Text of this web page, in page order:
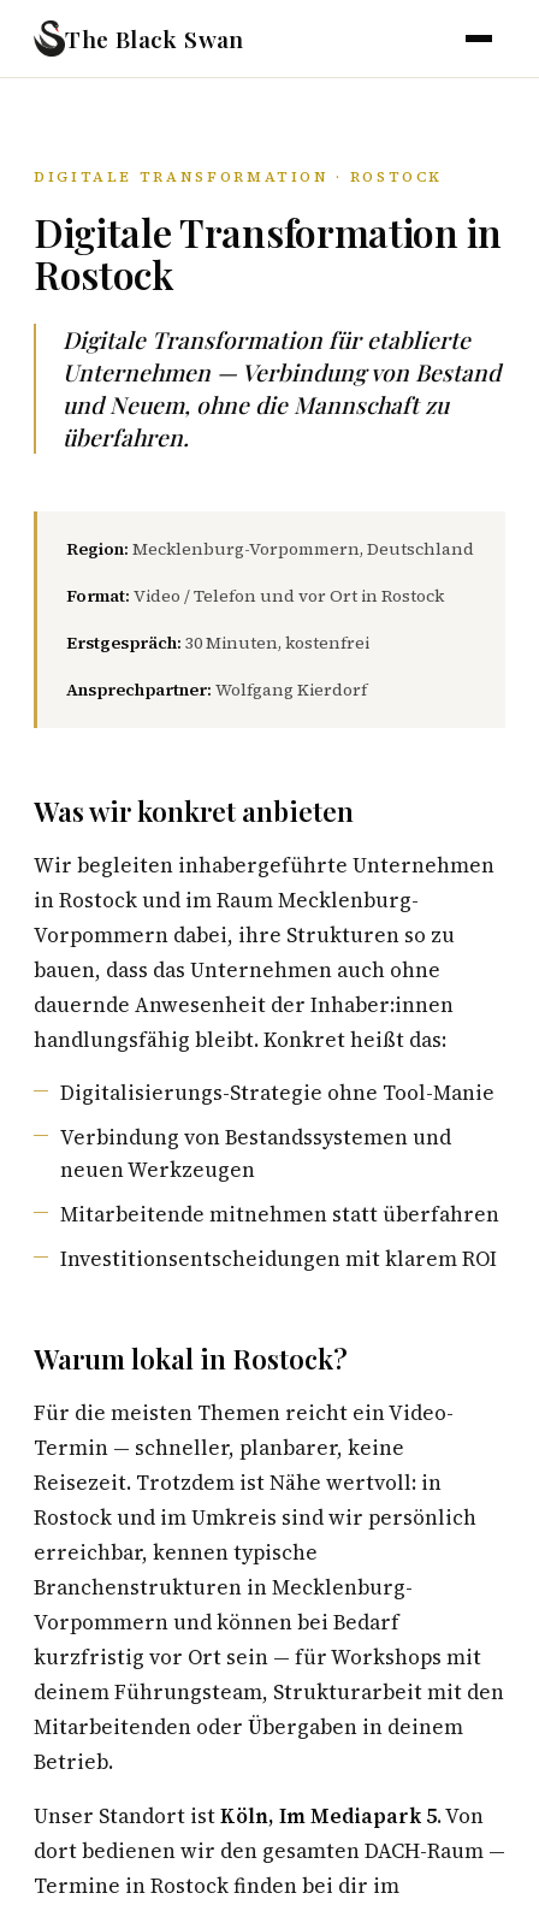
The Black Swan
DIGITALE TRANSFORMATION · ROSTOCK
Digitale Transformation in
Rostock
Digitale Transformation für etablierte
Unternehmen — Verbindung von Bestand
und Neuem, ohne die Mannschaft zu
überfahren.
Region: Mecklenburg-Vorpommern, Deutschland
Format: Video / Telefon und vor Ort in Rostock
Erstgespräch: 30 Minuten, kostenfrei
Ansprechpartner: Wolfgang Kierdorf
Was wir konkret anbieten
Wir begleiten inhabergeführte Unternehmen
in Rostock und im Raum Mecklenburg-
Vorpommern dabei, ihre Strukturen so zu
bauen, dass das Unternehmen auch ohne
dauernde Anwesenheit der Inhaber:innen
handlungsfähig bleibt. Konkret heißt das:
Digitalisierungs-Strategie ohne Tool-Manie
Verbindung von Bestandssystemen und
neuen Werkzeugen
Mitarbeitende mitnehmen statt überfahren
Investitionsentscheidungen mit klarem ROI
Warum lokal in Rostock?
Für die meisten Themen reicht ein Video-
Termin — schneller, planbarer, keine
Reisezeit. Trotzdem ist Nähe wertvoll: in
Rostock und im Umkreis sind wir persönlich
erreichbar, kennen typische
Branchenstrukturen in Mecklenburg-
Vorpommern und können bei Bedarf
kurzfristig vor Ort sein — für Workshops mit
deinem Führungsteam, Strukturarbeit mit den
Mitarbeitenden oder Übergaben in deinem
Betrieb.
Unser Standort istKöln, Im Mediapark 5. Von
dort bedienen wir den gesamten DACH-Raum —
Termine in Rostock finden bei dir im